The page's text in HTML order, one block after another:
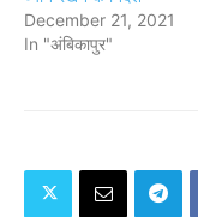
December 21, 2021
In "अंबिकापुर"